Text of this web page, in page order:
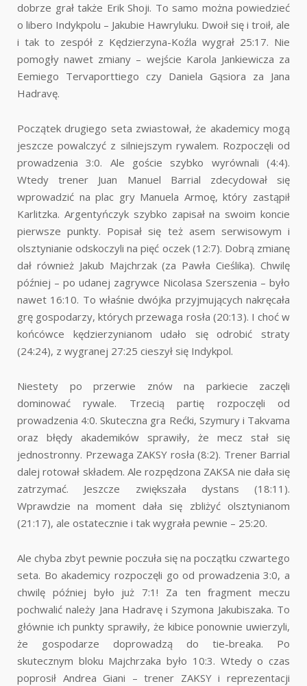
dobrze grał także Erik Shoji. To samo można powiedzieć
o libero Indykpolu – Jakubie Hawryluku. Dwoił się i troił, ale
i tak to zespół z Kędzierzyna-Koźla wygrał 25:17. Nie
pomogły nawet zmiany – wejście Karola Jankiewicza za
Eemiego Tervaporttiego czy Daniela Gąsiora za Jana
Hadravę.
Początek drugiego seta zwiastował, że akademicy mogą
jeszcze powalczyć z silniejszym rywalem. Rozpoczęli od
prowadzenia 3:0. Ale goście szybko wyrównali (4:4).
Wtedy trener Juan Manuel Barrial zdecydował się
wprowadzić na plac gry Manuela Armoę, który zastąpił
Karlitzka. Argentyńczyk szybko zapisał na swoim koncie
pierwsze punkty. Popisał się też asem serwisowym i
olsztynianie odskoczyli na pięć oczek (12:7). Dobrą zmianę
dał również Jakub Majchrzak (za Pawła Cieślika). Chwilę
później – po udanej zagrywce Nicolasa Szerszenia – było
nawet 16:10. To właśnie dwójka przyjmujących nakręcała
grę gospodarzy, których przewaga rosła (20:13). I choć w
końcówce kędzierzynianom udało się odrobić straty
(24:24), z wygranej 27:25 cieszył się Indykpol.
Niestety po przerwie znów na parkiecie zaczęli
dominować rywale. Trzecią partię rozpoczęli od
prowadzenia 4:0. Skuteczna gra Rećki, Szymury i Takvama
oraz błędy akademików sprawiły, że mecz stał się
jednostronny. Przewaga ZAKSY rosła (8:2). Trener Barrial
dalej rotował składem. Ale rozpędzona ZAKSA nie dała się
zatrzymać. Jeszcze zwiększała dystans (18:11).
Wprawdzie na moment dała się zbliżyć olsztynianom
(21:17), ale ostatecznie i tak wygrała pewnie – 25:20.
Ale chyba zbyt pewnie poczuła się na początku czwartego
seta. Bo akademicy rozpoczęli go od prowadzenia 3:0, a
chwilę później było już 7:1! Za ten fragment meczu
pochwalić należy Jana Hadravę i Szymona Jakubiszaka. To
głównie ich punkty sprawiły, że kibice ponownie uwierzyli,
że gospodarze doprowadzą do tie-breaka. Po
skutecznym bloku Majchrzaka było 10:3. Wtedy o czas
poprosił Andrea Giani – trener ZAKSY i reprezentacji